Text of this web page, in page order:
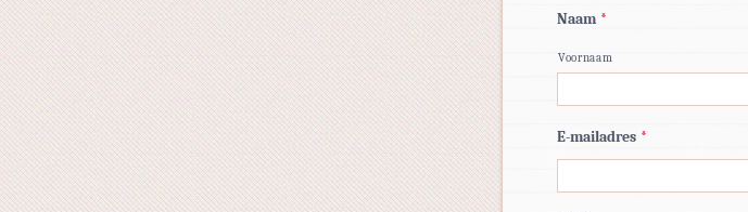
Naam *
Voornaam
E-mailadres *